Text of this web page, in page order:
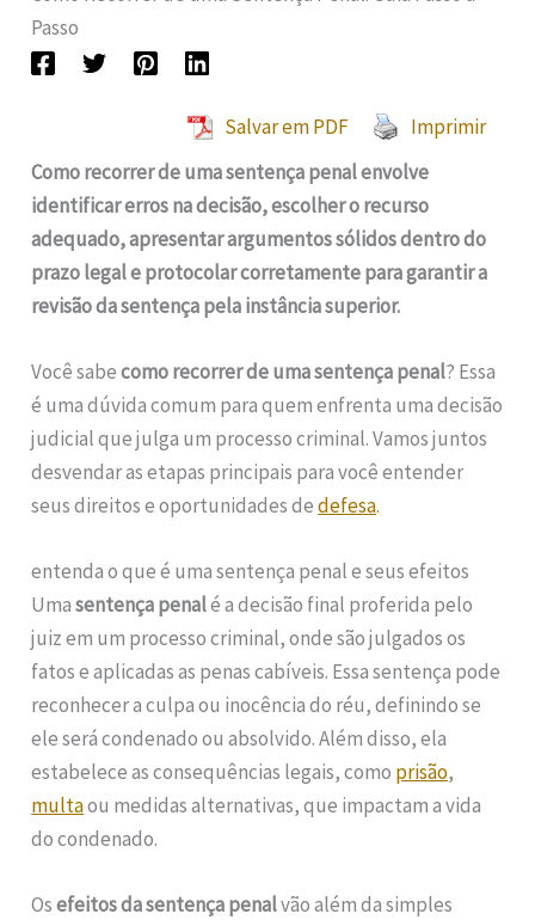
Passo
Salvar em PDF
Imprimir
Como recorrer de uma sentença penal envolve
identificar erros na decisão, escolher o recurso
adequado, apresentar argumentos sólidos dentro do
prazo legal e protocolar corretamente para garantir a
revisão da sentença pela instância superior.
Você sabecomo recorrer de uma sentença penal? Essa
é uma dúvida comum para quem enfrenta uma decisão
judicial que julga um processo criminal. Vamos juntos
desvendar as etapas principais para você entender
seus direitos e oportunidades dedefesa.
entenda o que é uma sentença penal e seus efeitos
Umasentença penalé a decisão final proferida pelo
juiz em um processo criminal, onde são julgados os
fatos e aplicadas as penas cabíveis. Essa sentença pode
reconhecer a culpa ou inocência do réu, definindo se
ele será condenado ou absolvido. Além disso, ela
estabelece as consequências legais, como prisão,
multaou medidas alternativas, que impactam a vida
do condenado.
Osefeitos da sentença penalvão além da simples